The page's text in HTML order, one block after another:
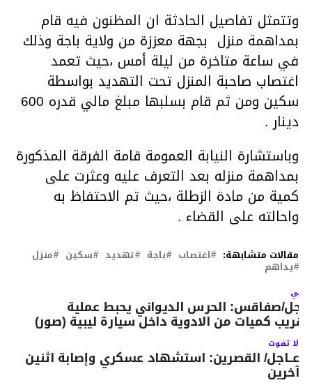
وتتمثل تفاصيل الحادثة ان المظنون فيه قام
بمداهمة منزل بجهة معززة من ولاية باجة وذلك
في ساعة متاخرة من ليلة أمس ،حيث تعمد
اغتصاب صاحبة المنزل تحت التهديد بواسطة
سكين ومن ثم قام بسلبها مبلغ مالي قدره 600
دينار .
وباستشارة النيابة العمومة قامة الفرقة المذكورة
بمداهمة منزله بعد التعرف عليه وعثرت على
كمية من مادة الزطلة ،حيث تم الاحتفاظ به
واحالته على القضاء .
مقالات متشابهة: اغتصاب باجة تهديد سكين منزل
يداهم
صفاقس: الحرس الديواني يحبط عملية
كميات من الادوية داخل سيارة ليبية (صور)
لا تفوت
عــاجل/ القصرين: استشهاد عسكري وإصابة اثنين
آخرين